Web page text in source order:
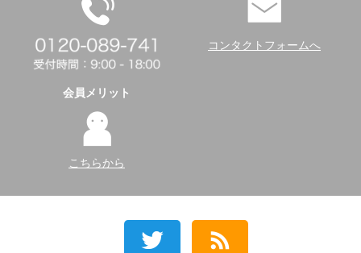
コンタクトフォームへ
会員メリット
こちらから